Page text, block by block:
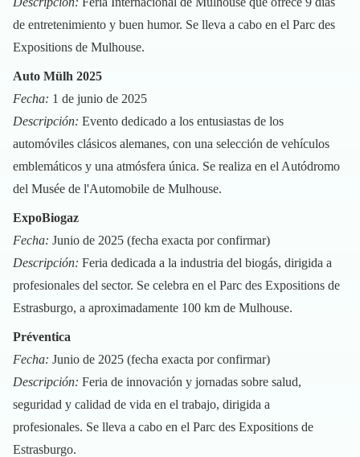
de entretenimiento y buen humor. Se lleva a cabo en el Parc des
Expositions de Mulhouse.
Auto Mülh 2025
Fecha: 1 de junio de 2025
Descripción: Evento dedicado a los entusiastas de los
automóviles clásicos alemanes, con una selección de vehículos
emblemáticos y una atmósfera única. Se realiza en el Autódromo
del Musée de l'Automobile de Mulhouse.
ExpoBiogaz
Fecha: Junio de 2025 (fecha exacta por confirmar)
Descripción: Feria dedicada a la industria del biogás, dirigida a
profesionales del sector. Se celebra en el Parc des Expositions de
Estrasburgo, a aproximadamente 100 km de Mulhouse.
Préventica
Fecha: Junio de 2025 (fecha exacta por confirmar)
Descripción: Feria de innovación y jornadas sobre salud,
seguridad y calidad de vida en el trabajo, dirigida a
profesionales. Se lleva a cabo en el Parc des Expositions de
Estrasburgo.